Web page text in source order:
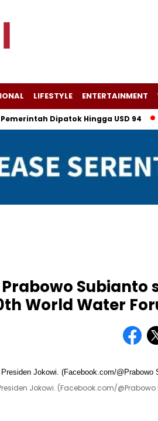
LIFESTYLE ENTERTAINMENT
Dipatok Hingga USD 94
Subianto
World Water
Jokowi. (Facebook.com/